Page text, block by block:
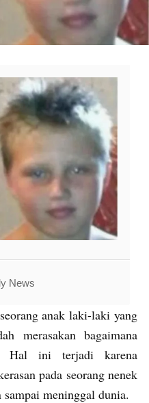
News
anak laki-laki yang
merasakan bagaimana
Hal ini terjadi karena
pada seorang nenek
meninggal dunia.